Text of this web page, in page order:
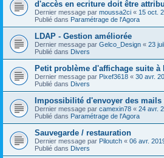
d'accès en ecriture doit être
Dernier message par moussa2ci « 15 oct.
Publié dans Paramétrage de l'Agora
LDAP - Gestion améliorée
Dernier message par Gelco_Design « 23
Publié dans Divers
Petit problème d'affichage suite à
Dernier message par Pixef3618 « 30 avr.
Publié dans Divers
Impossibilité d'envoyer des mails
Dernier message par camexin78 « 24 avr.
Publié dans Paramétrage de l'Agora
Sauvegarde / restauration
Dernier message par Piloutch « 06 avr.
Publié dans Divers